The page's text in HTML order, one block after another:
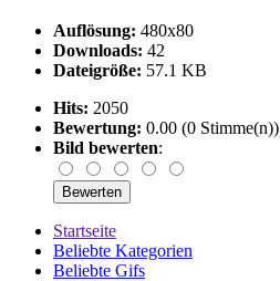
Auflösung: 480x80
Downloads: 42
Dateigröße: 57.1 KB
Hits: 2050
Bewertung: 0.00 (0 Stimme(n))
Bild bewerten:
Startseite
Beliebte Kategorien
Beliebte Gifs